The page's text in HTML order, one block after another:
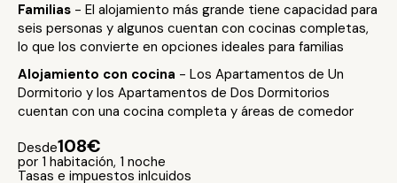
Familias - El alojamiento más grande tiene capacidad para
seis personas y algunos cuentan con cocinas completas,
lo que los convierte en opciones ideales para familias
Alojamiento con cocina - Los Apartamentos de Un
Dormitorio y los Apartamentos de Dos Dormitorios
cuentan con una cocina completa y áreas de comedor
Desde108€
por 1 habitación, 1 noche
Tasas e impuestos inlcuidos